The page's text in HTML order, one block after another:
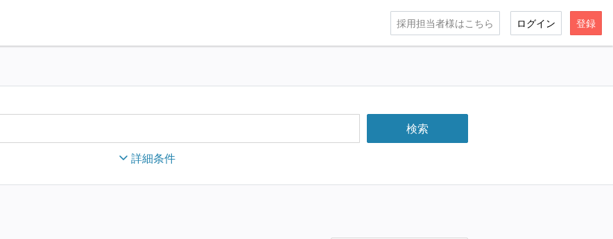
採用担当者様はこちら ログイン 登録
詳細条件